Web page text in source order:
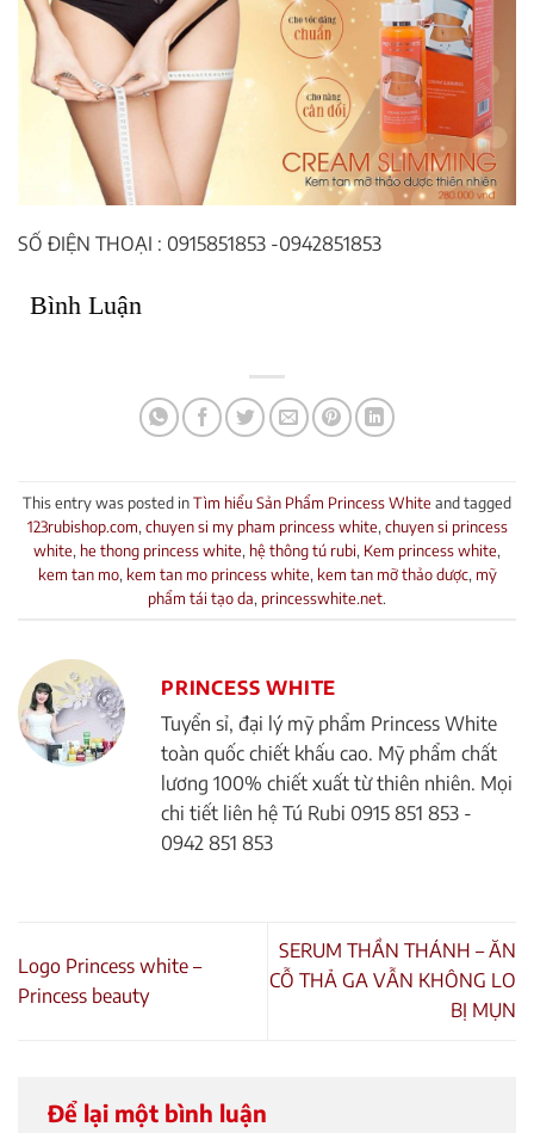
SỐ ĐIỆN THOẠI : 0915851853 -0942851853
Bình Luận
This entry was posted inTìm hiểu Sản Phẩm Princess White and tagged
123rubishop.com, chuyen si my pham princess white, chuyen si princess
white, he thong princess white, hệ thông tú rubi, Kem princess white,
kem tan mo, kem tan mo princess white, kem tan mỡ thảo dược, mỹ
phẩm tái tạo da, princesswhite.net.
PRINCESS WHITE
Tuyển sỉ, đại lý mỹ phẩm Princess White
toàn quốc chiết khấu cao. Mỹ phẩm chất
lương 100% chiết xuất từ thiên nhiên. Mọi
chi tiết liên hệ Tú Rubi 0915 851 853 -
0942 851 853
Logo Princess white –
Princess beauty
SERUM THẦN THÁNH – ĂN
CỖ THẢ GA VẪN KHÔNG LO
BỊ MỤN
Để lại một bình luận